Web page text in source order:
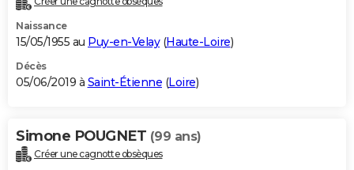
Naissance
15/05/1955 au Puy-en-Velay(Haute-Loire)
Décès
05/06/2019 à Saint-Étienne (Loire)
Simone POUGNET (99 ans)
Créer une cagnotte obsèques